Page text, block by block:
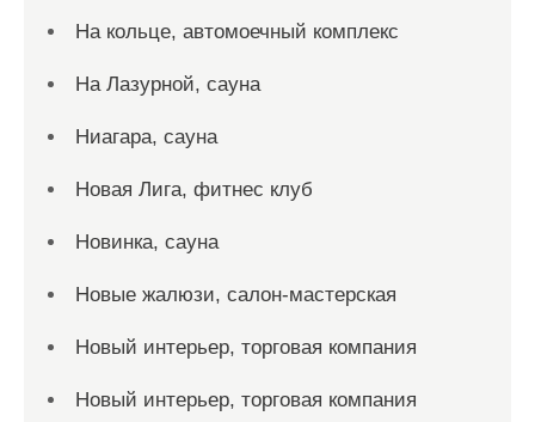
На кольце, автомоечный комплекс
На Лазурной, сауна
Ниагара, сауна
Новая Лига, фитнес клуб
Новинка, сауна
Новые жалюзи, салон-мастерская
Новый интерьер, торговая компания
Новый интерьер, торговая компания